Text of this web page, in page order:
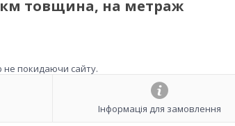
товщина, на метраж
не покидаючи сайту.
Інформація для замовлення